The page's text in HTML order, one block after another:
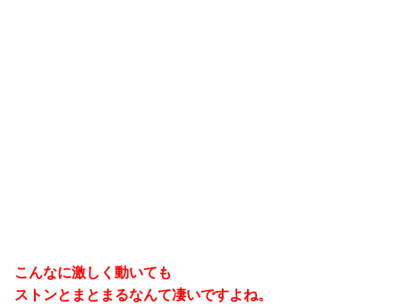
こんなに激しく動いても
ストンとまとまるなんて凄いですよね。